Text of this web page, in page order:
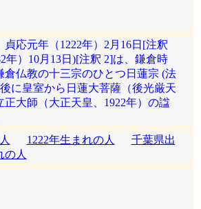
貞応元年（1222年）2月16日[注釈
年）10月13日)[注釈 2]は、鎌倉時
倉仏教の十三宗のひとつ日蓮宗 (法
に皇室から日蓮大菩薩（後光厳天
正大師（大正天皇、1922年）の諡
1222年生まれの人
千葉県出
の人